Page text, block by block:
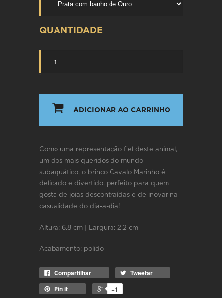
QUANTIDADE
`
ADICIONAR AO CARRINHO
Como uma representação fiel deste animal,
um dos mais queridos do mundo
subaquático, o brinco Cavalo Marinho é
delicado e divertido, perfeito para quem
gosta de joias descontraídas e de inovar na
casualidade do dia-a-dia!
Altura: 6.8 cm | Largura: 2.2 cm
Acabamento: polido
Compartilhar
Tweetar
Pin it
+1